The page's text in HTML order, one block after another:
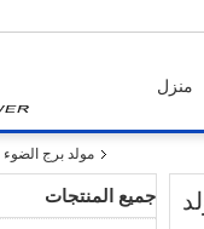
منزل
مولد برج الضوء
جميع المنتجات